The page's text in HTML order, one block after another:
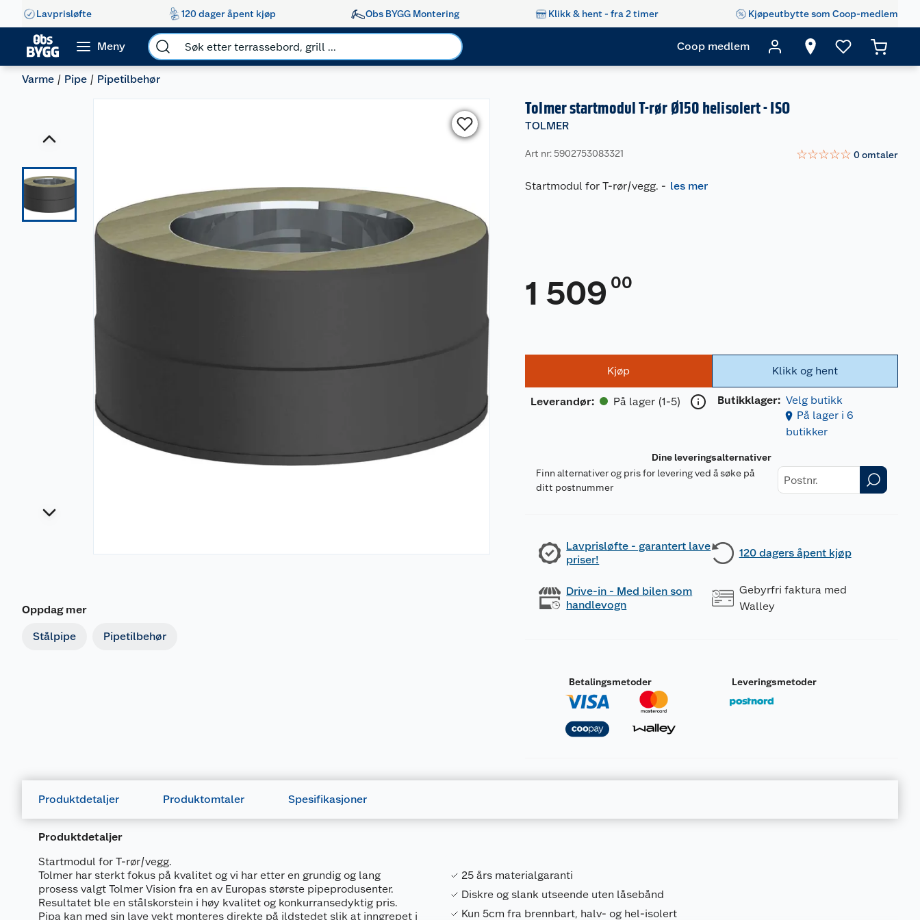
Lavprisløfte 120 dager åpent kjøp Obs BYGG Montering Klikk & hent - fra 2 timer Kjøpeutbytte som Coop-medlem
Meny Coop medlem
Varme Pipe Pipetilbehør
Oppdag mer
Stålpipe Pipetilbehør
Tolmer startmodul T-rør Ø150 helisolert - ISO
TOLMER
Art nr: 5902753083321 ☆☆☆☆☆ 0omtaler
Startmodul for T-rør/vegg. - les mer
1 509 00
Kjøp
Leverandør: På lager (1-5)
Klikk og hent
Butikklager: Velg butikk
På lager i 6
butikker
Dine leveringsalternativer
Finn alternativer og pris for levering ved å søke på
ditt postnummer
Lavprisløfte - garantert lave
priser!
120 dagers åpent kjøp
Drive-in - Med bilen som
handlevogn
Gebyrfri faktura med
Walley
Betalingsmetoder Leveringsmetoder
Produktdetaljer Produktomtaler Spesifikasjoner
Produktdetaljer
Startmodul for T-rør/vegg.
Tolmer har sterkt fokus på kvalitet og vi har etter en grundig og lang
prosess valgt Tolmer Vision fra en av Europas største pipeprodusenter.
Resultatet ble en stålskorstein i høy kvalitet og konkurransedyktig pris.
Pipa kan med sin lave vekt monteres direkte på ildstedet slik at inngrepet i
25 års materialgaranti
Diskre og slank utseende uten låsebånd
Kun 5cm fra brennbart, halv- og hel-isolert